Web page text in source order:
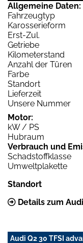
Allgemeine Daten:
Fahrzeugtyp
Karosserieform
Erst-Zul.
Getriebe
Kilometerstand
Anzahl der Türen
Farbe
Standort
Lieferzeit
Unsere Nummer
Motor:
kW / PS
Hubraum
Verbrauch und
Schadstoffklasse
Umweltplakette
Standort
Details zum
Audi Q2 30 TFSI